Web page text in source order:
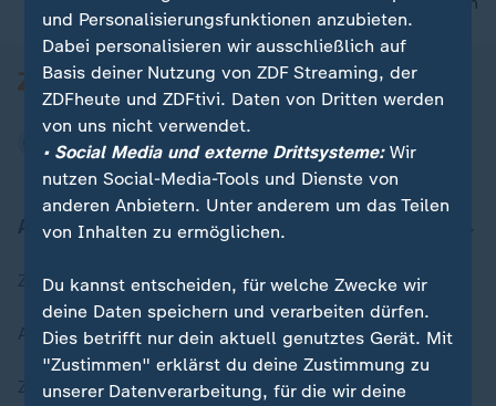
Aktuell bei ZDFheute
Zuletzt veröffentlicht
Aktuelle Sendungs-Videos
ZDFheute Stories
und Personalisierungsfunktionen anzubieten.
Dabei personalisieren wir ausschließlich auf
Basis deiner Nutzung von ZDF Streaming, der
ZDFheute und ZDFtivi. Daten von Dritten werden
von uns nicht verwendet.
• Social Media und externe Drittsysteme:Wir
nutzen Social-Media-Tools und Dienste von
anderen Anbietern. Unter anderem um das Teilen
von Inhalten zu ermöglichen.
Du kannst entscheiden, für welche Zwecke wir
deine Daten speichern und verarbeiten dürfen.
Dies betrifft nur dein aktuell genutztes Gerät. Mit
"Zustimmen" erklärst du deine Zustimmung zu
unserer Datenverarbeitung, für die wir deine